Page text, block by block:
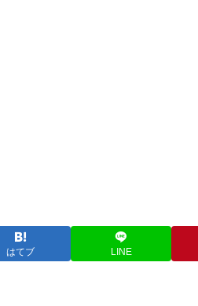
はてブ LINE